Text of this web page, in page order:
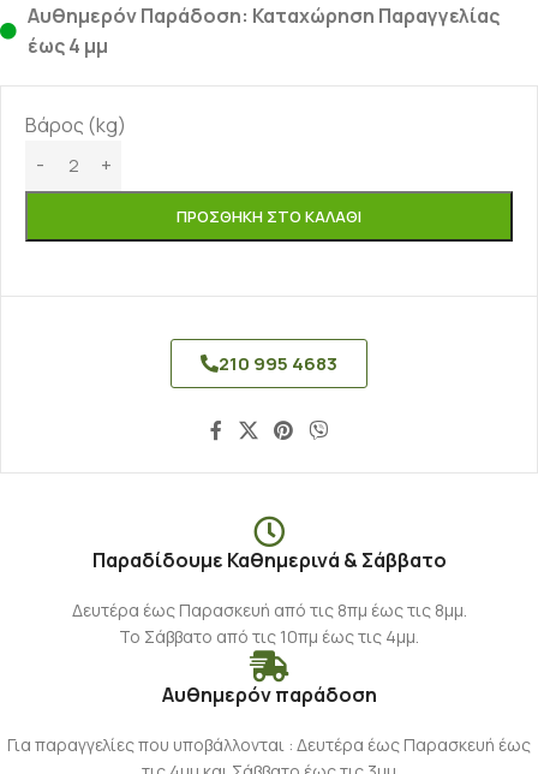
Αυθημερόν Παράδοση: Καταχώρηση Παραγγελίας
έως 4 μμ
Βάρος (kg)
ΠΡΟΣΘΉΚΗ ΣΤΟ ΚΑΛΆΘΙ
210 995 4683
Παραδίδουμε Καθημερινά & Σάββατο
Δευτέρα έως Παρασκευή από τις 8πμ έως τις 8μμ.
Το Σάββατο από τις 10πμ έως τις 4μμ.
Αυθημερόν παράδοση
Για παραγγελίες που υποβάλλονται : Δευτέρα έως Παρασκευή έως